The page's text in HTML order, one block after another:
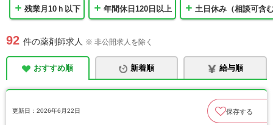
残業月10ｈ以下 年間休日120日以上 土日休み（相談可含
92 件の薬剤師求人 ※ 非公開求人を除く
おすすめ順 新着順 給与順
更新日：2026年6月22日 保存する